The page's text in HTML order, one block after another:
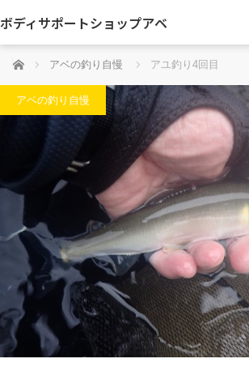
ボディサポートショップアベ
ホーム アベの釣り自慢 アユ釣り4回目
アベの釣り自慢